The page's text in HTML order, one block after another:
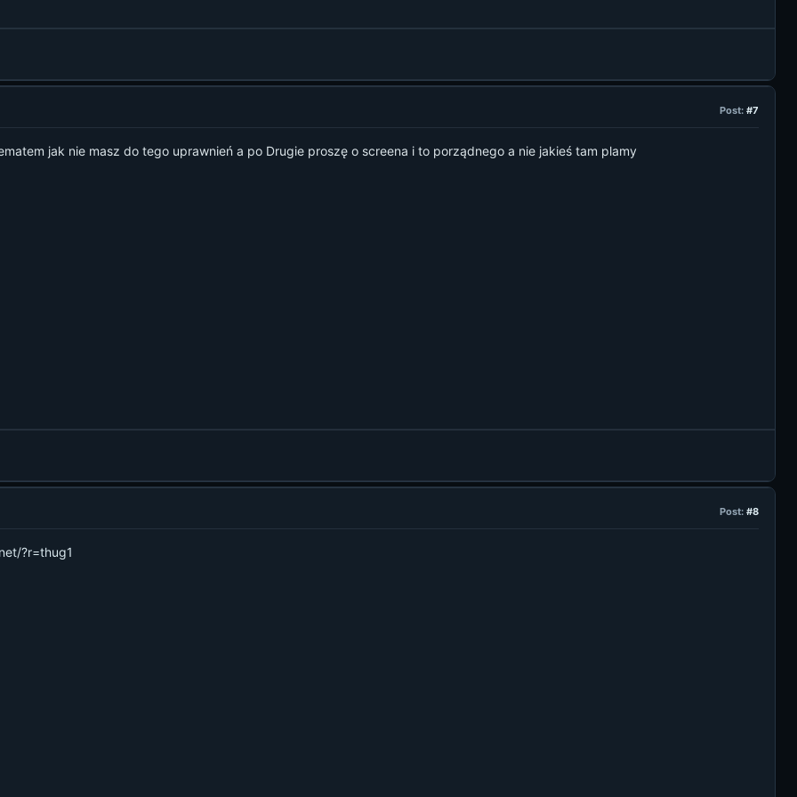
Post: #7
jak nie masz do tego uprawnień a po Drugie proszę o screena i to porządnego a nie jakieś tam plamy
Post: #8
?r=thug1